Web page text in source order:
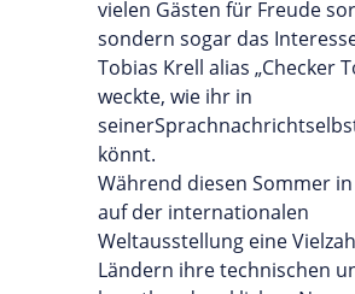
vielen Gästen für Freude
sondern sogar das
Tobias Krell alias „Checker
weckte, wie ihr in
könnt.
Während diesen Sommer in
auf der internationalen
Weltausstellung eine
Ländern ihre technischen